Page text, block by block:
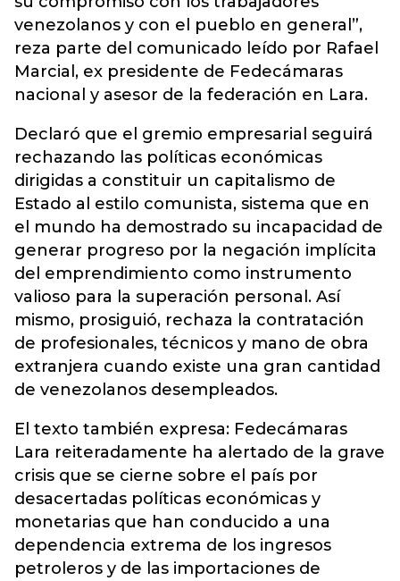
venezolanos y con el pueblo en general”,
reza parte del comunicado leído por Rafael
Marcial, ex presidente de Fedecámaras
nacional y asesor de la federación en Lara.
Declaró que el gremio empresarial seguirá
rechazando las políticas económicas
dirigidas a constituir un capitalismo de
Estado al estilo comunista, sistema que en
el mundo ha demostrado su incapacidad de
generar progreso por la negación implícita
del emprendimiento como instrumento
valioso para la superación personal. Así
mismo, prosiguió, rechaza la contratación
de profesionales, técnicos y mano de obra
extranjera cuando existe una gran cantidad
de venezolanos desempleados.
El texto también expresa: Fedecámaras
Lara reiteradamente ha alertado de la grave
crisis que se cierne sobre el país por
desacertadas políticas económicas y
monetarias que han conducido a una
dependencia extrema de los ingresos
petroleros y de las importaciones de